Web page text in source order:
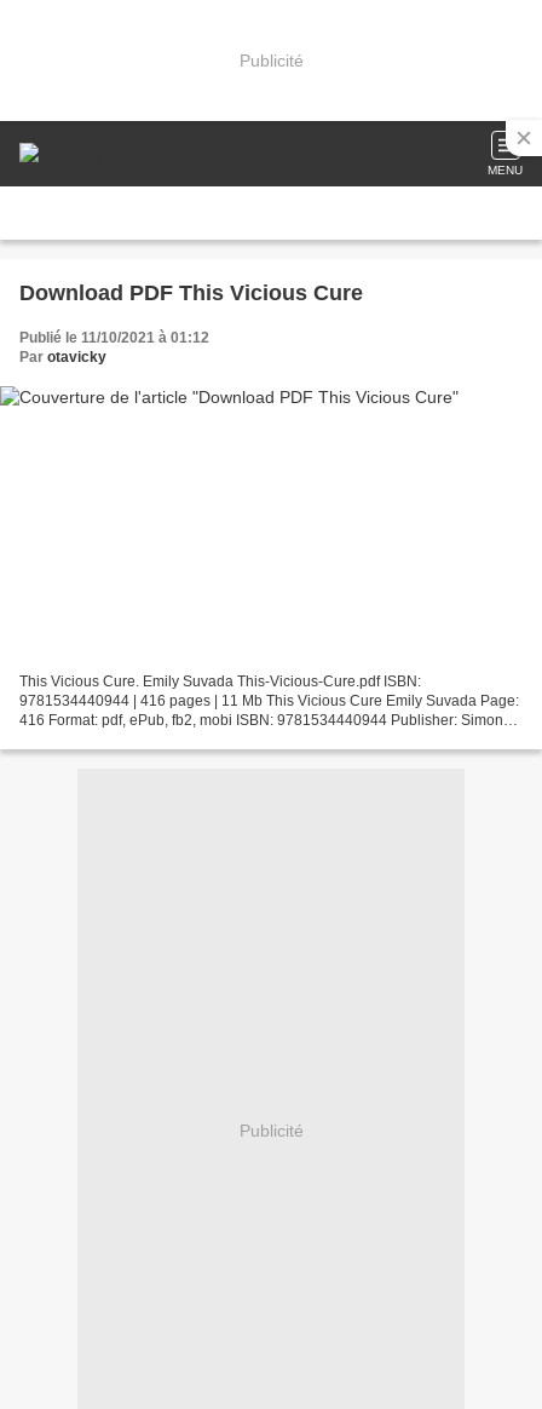
Publicité
MENU
Download PDF This Vicious Cure
Publié le 11/10/2021 à 01:12
Par otavicky
This Vicious Cure. Emily Suvada This-Vicious-Cure.pdf ISBN:
9781534440944 | 416 pages | 11 Mb This Vicious Cure Emily Suvada Page:
416 Format: pdf, ePub, fb2, mobi ISBN: 9781534440944 Publisher: Simon
Publicité